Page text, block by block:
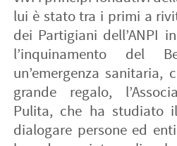
lui è stato tra i primi a
dei Partigiani dell’ANPI
l’inquinamento del
un’emergenza
grande regalo,
Pulita, che ha studiato
dialogare persone ed